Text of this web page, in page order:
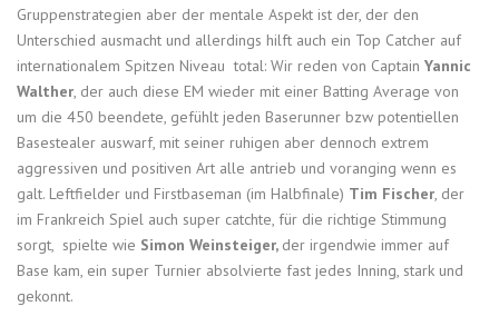
Gruppenstrategien aber der mentale Aspekt ist der, der den
Unterschied ausmacht und allerdings hilft auch ein Top Catcher auf
internationalem Spitzen Niveau total: Wir reden von Captain Yannic
Walther, der auch diese EM wieder mit einer Batting Average von
um die 450 beendete, gefühlt jeden Baserunner bzw potentiellen
Basestealer auswarf, mit seiner ruhigen aber dennoch extrem
aggressiven und positiven Art alle antrieb und voranging wenn es
galt. Leftfielder und Firstbaseman (im Halbfinale) Tim Fischer, der
im Frankreich Spiel auch super catchte, für die richtige Stimmung
sorgt, spielte wie Simon Weinsteiger, der irgendwie immer auf
Base kam, ein super Turnier absolvierte fast jedes Inning, stark und
gekonnt.